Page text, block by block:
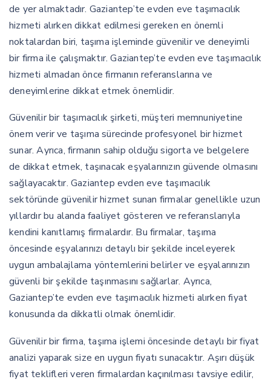
de yer almaktadır. Gaziantep’te evden eve taşımacılık
hizmeti alırken dikkat edilmesi gereken en önemli
noktalardan biri, taşıma işleminde güvenilir ve deneyimli
bir firma ile çalışmaktır. Gaziantep’te evden eve taşımacılık
hizmeti almadan önce firmanın referanslarına ve
deneyimlerine dikkat etmek önemlidir.
Güvenilir bir taşımacılık şirketi, müşteri memnuniyetine
önem verir ve taşıma sürecinde profesyonel bir hizmet
sunar. Ayrıca, firmanın sahip olduğu sigorta ve belgelere
de dikkat etmek, taşınacak eşyalarınızın güvende olmasını
sağlayacaktır. Gaziantep evden eve taşımacılık
sektöründe güvenilir hizmet sunan firmalar genellikle uzun
yıllardır bu alanda faaliyet gösteren ve referanslarıyla
kendini kanıtlamış firmalardır. Bu firmalar, taşıma
öncesinde eşyalarınızı detaylı bir şekilde inceleyerek
uygun ambalajlama yöntemlerini belirler ve eşyalarınızın
güvenli bir şekilde taşınmasını sağlarlar. Ayrıca,
Gaziantep’te evden eve taşımacılık hizmeti alırken fiyat
konusunda da dikkatli olmak önemlidir.
Güvenilir bir firma, taşıma işlemi öncesinde detaylı bir fiyat
analizi yaparak size en uygun fiyatı sunacaktır. Aşırı düşük
fiyat teklifleri veren firmalardan kaçınılması tavsiye edilir,